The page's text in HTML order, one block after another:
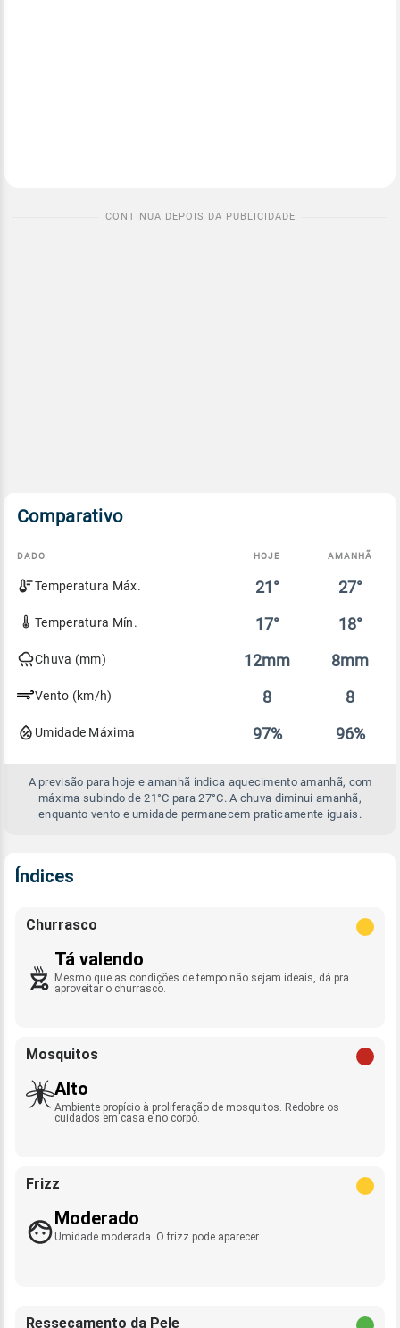
Comparativo
Comparativo
entre
previsão
hoje
DADO HOJE AMANHÃ
Temperatura Máx. 21° 27°
Temperatura Mín. 17° 18°
Chuva (mm) 12mm 8mm
Vento (km/h) 8 8
Umidade Máxima 97% 96%
A previsão para hoje e amanhã indica aquecimento amanhã, com
máxima subindo de 21°C para 27°C. A chuva diminui amanhã,
enquanto vento e umidade permanecem praticamente iguais.
Índices
Churrasco
Tá valendo
Mesmo que as condições de tempo não sejam ideais, dá pra
aproveitar o churrasco.
Mosquitos
Alto
Ambiente propício à proliferação de mosquitos. Redobre os
cuidados em casa e no corpo.
Frizz
Moderado
Umidade moderada. O frizz pode aparecer.
Ressecamento da Pele